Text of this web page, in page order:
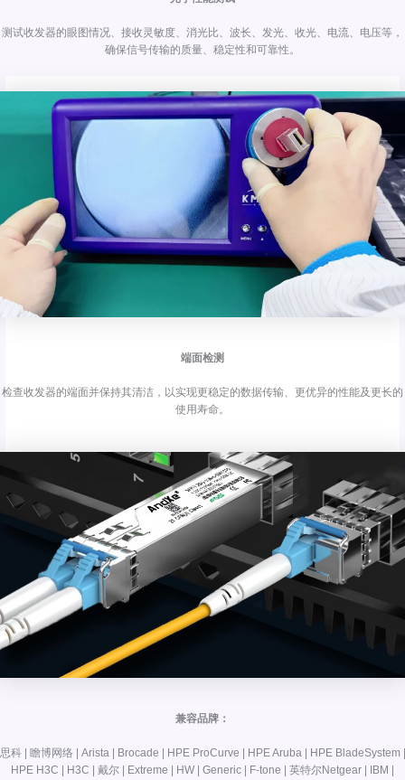
测试收发器的眼图情况、接收灵敏度、消光比、波长、发光、收光、电流、电压等，
确保信号传输的质量、稳定性和可靠性。
端面检测
检查收发器的端面并保持其清洁，以实现更稳定的数据传输、更优异的性能及更长的
使用寿命。
兼容品牌：
思科 | 瞻博网络 | Arista | Brocade | HPE ProCurve | HPE Aruba | HPE BladeSystem |
HPE H3C | H3C | 戴尔 | Extreme | HW | Generic | F-tone | 英特尔Netgear | IBM |